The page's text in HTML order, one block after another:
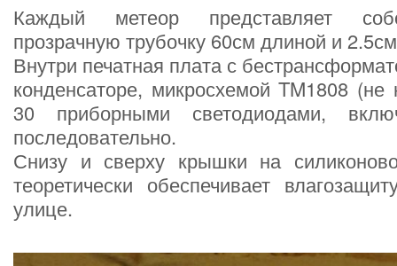
Каждый метеор представляет
прозрачную трубочку 60см длиной и
Внутри печатная плата с
конденсаторе, микросхемой TM1808
30 приборными светодиодами,
последовательно.
Снизу и сверху крышки на
теоретически обеспечивает
улице.